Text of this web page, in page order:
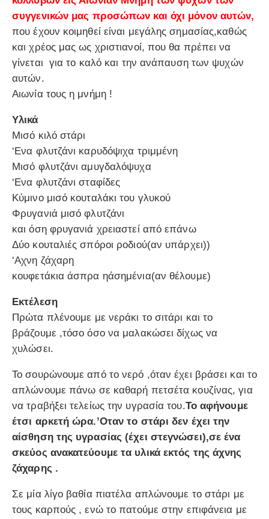
συγγενικών μας προσώπων και όχι μόνον αυτών,
που έχουν κοιμηθεί είναι μεγάλης σημασίας,καθώς
και χρέος μας ως χριστιανοί, που θα πρέπει να
γίνεται για το καλό και την ανάπαυση των ψυχών
αυτών.
Αιωνία τους η μνήμη !
Υλικά
Μισό κιλό στάρι
‘Ενα φλυτζάνι καρυδόψιχα τριμμένη
Μισό φλυτζάνι αμυγδαλόψυχα
‘Ενα φλυτζάνι σταφίδες
Κύμινο μισό κουταλάκι του γλυκού
Φρυγανιά μισό φλυτζάνι
και όση φρυγανιά χρειαστεί από επάνω
Δύο κουταλιές σπόροι ροδιού(αν υπάρχει))
‘Αχνη ζάχαρη
κουφετάκια άσπρα ηάσημένια(αν θέλουμε)
Εκτέλεση
Πρώτα πλένουμε με νεράκι το σιτάρι και το
βράζουμε ,τόσο όσο να μαλακώσει δίχως να
χυλώσει.
Το σουρώνουμε από το νερό ,όταν έχει βράσει και το
απλώνουμε πάνω σε καθαρή πετσέτα κουζίνας, για
να τραβήξει τελείως την υγρασία του.Το αφήνουμε
έτσι αρκετή ώρα.’Οταν το στάρι δεν έχει την
αίσθηση της υγρασίας (έχει στεγνώσει),σε ένα
σκεύος ανακατεύουμε τα υλικά εκτός της άχνης
ζάχαρης .
Σε μία λίγο βαθία πιατέλα απλώνουμε το στάρι με
τους καρπούς , ενώ το πατούμε στην επιφάνεια με